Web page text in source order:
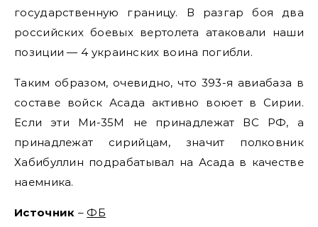
государственную границу. В разгар боя два
российских боевых вертолета атаковали наши
позиции — 4 украинских воина погибли.
Таким образом, очевидно, что 393-я авиабаза в
составе войск Асада активно воюет в Сирии.
Если эти Ми-35М не принадлежат ВС РФ, а
принадлежат сирийцам, значит полковник
Хабибуллин подрабатывал на Асада в качестве
наемника.
Источник – ФБ